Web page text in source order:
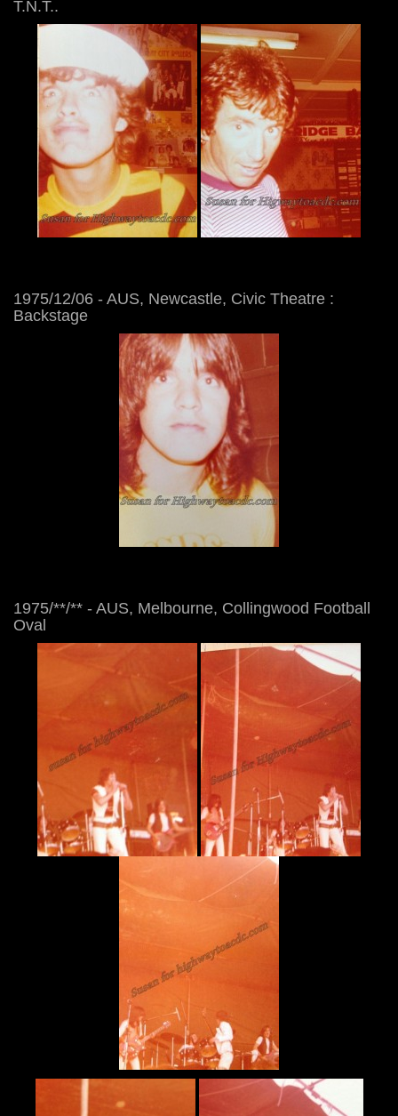
T.N.T..
1975/12/06 - AUS, Newcastle, Civic Theatre :
Backstage
1975/**/** - AUS, Melbourne, Collingwood Football
Oval